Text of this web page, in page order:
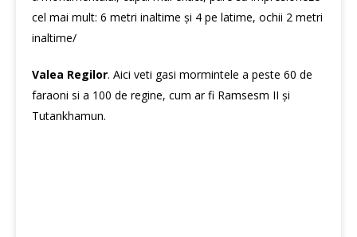
cel mai mult: 6 metri inaltime și 4 pe latime, ochii 2 metri
inaltime/
Valea Regilor. Aici veti gasi mormintele a peste 60 de
faraoni si a 100 de regine, cum ar fi Ramsesm II și
Tutankhamun.